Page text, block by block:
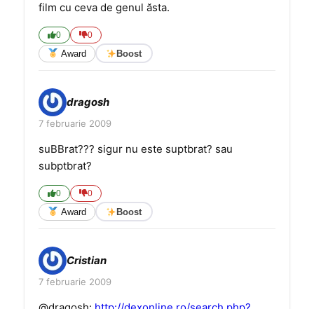
film cu ceva de genul ăsta.
0 0
Award Boost
dragosh
7 februarie 2009
suBBrat??? sigur nu este suptbrat? sau
subptbrat?
0 0
Award Boost
Cristian
7 februarie 2009